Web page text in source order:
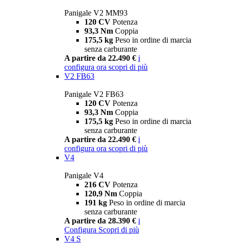
Panigale V2 MM93
120 CV Potenza
93,3 Nm Coppia
175,5 kg Peso in ordine di marcia
senza carburante
A partire da 22.490 € i
configura ora scopri di più
V2 FB63
Panigale V2 FB63
120 CV Potenza
93,3 Nm Coppia
175,5 kg Peso in ordine di marcia
senza carburante
A partire da 22.490 € i
configura ora scopri di più
V4
Panigale V4
216 CV Potenza
120,9 Nm Coppia
191 kg Peso in ordine di marcia
senza carburante
A partire da 28.390 € i
Configura Scopri di più
V4 S